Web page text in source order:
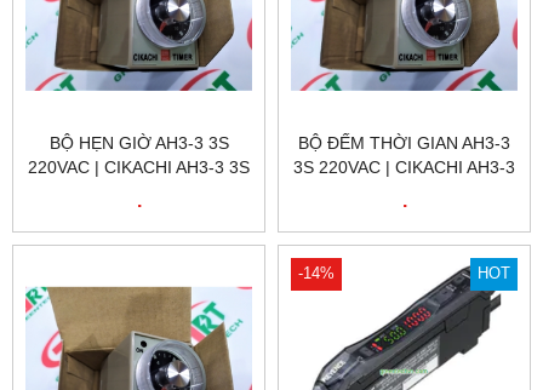
BỘ HẸN GIỜ AH3-3 3S
220VAC | CIKACHI AH3-3 3S
.
BỘ ĐẾM THỜI GIAN AH3-3
3S 220VAC | CIKACHI AH3-3
.
-14% HOT